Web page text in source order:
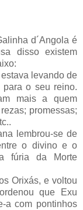
d´Angola é
disso existem
levando de
para o seu reino.
mais a quem
promessas;
lembrou-se de
o divino e o
fúria da Morte
e voltou
que Exu
a com pontinhos